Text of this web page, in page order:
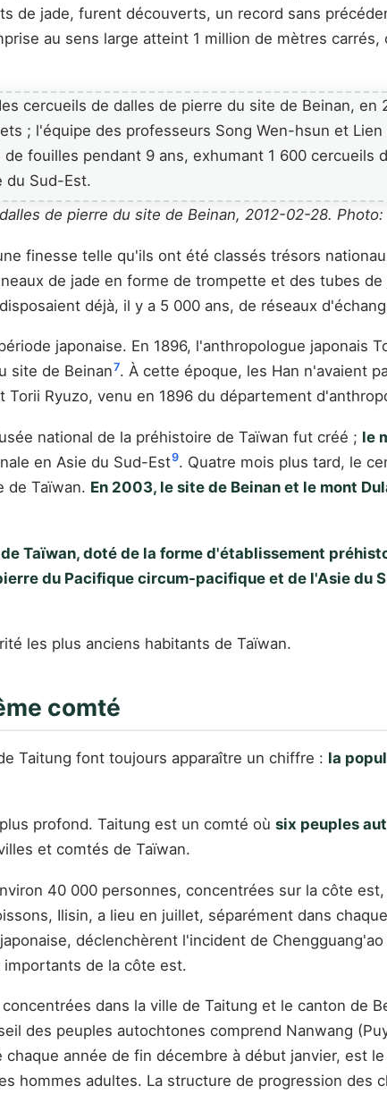
de jade, furent découverts, un record sans
au sens large atteint 1 million de mètres
de pierre du site de Beinan, 2012-02-28. Photo:
finesse telle qu'ils ont été classés trésors
de jade en forme de trompette et des tubes
déjà, il y a 5 000 ans, de réseaux
japonaise. En 1896, l'anthropologue
site de Beinan7. À cette époque, les Han n'avaient
Ryuzo, venu en 1896 du département
national de la préhistoire de Taïwan fut créé ; le
en Asie du Sud-Est9. Quatre mois plus tard, le
de Taïwan. En 2003, le site de Beinan et le mont
Taïwan, doté de la forme d'établissement
du Pacifique circum-pacifique et de l'Asie du
les plus anciens habitants de Taïwan.
comté
Taitung font toujours apparaître un chiffre : la
profond. Taitung est un comté où six peuples
et comtés de Taïwan.
40 000 personnes, concentrées sur la côte
Ilisin, a lieu en juillet, séparément dans
déclenchèrent l'incident de
de la côte est.
dans la ville de Taitung et le canton de
des peuples autochtones comprend Nanwang
chaque année de fin décembre à début janvier, est
hommes adultes. La structure de progression des